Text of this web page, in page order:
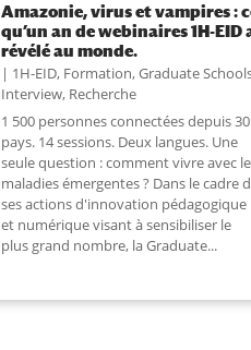
Amazonie, virus et vampires :
qu’un an de webinaires 1H-EID
révélé au monde.
1H-EID, Formation,Graduate
Interview, Recherche
1 500 personnes connectées depuis 30
pays. 14 sessions. Deux langues. Une
seule question : comment vivre avec
maladies émergentes ? Dans le cadre
ses actions d'innovation pédagogique
et numérique visant à sensibiliser le
plus grand nombre, la Graduate...